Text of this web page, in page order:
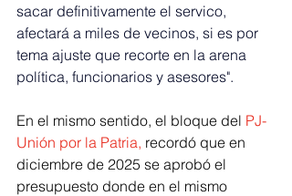
sacar definitivamente el servico,
afectará a miles de vecinos, si es por
tema ajuste que recorte en la arena
política, funcionarios y asesores".
En el mismo sentido, el bloque del PJ-
Unión por la Patria, recordó que en
diciembre de 2025 se aprobó el
presupuesto donde en el mismo